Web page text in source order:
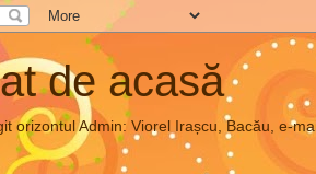
de acasă
orizontul Admin: Viorel Irașcu, Bacău, e-